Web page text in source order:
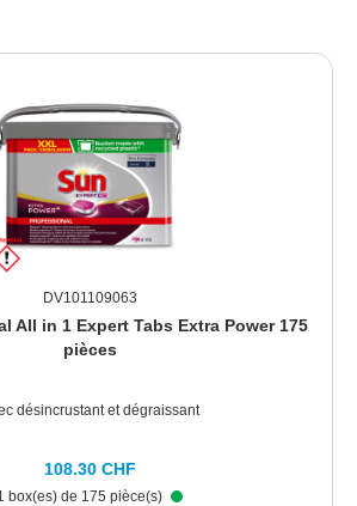
DV101109063
All in 1 Expert Tabs Extra Power 175
pièces
désincrustant et dégraissant
box(es) de 175 pièce(s)
108.30 CHF